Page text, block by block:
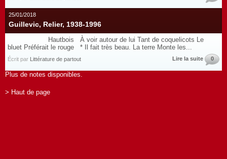
25/01/2018
Guillevic, Relier, 1938-1996
Hautbois À voir autour de lui Tant de coquelicots Le
bluet Préférait le rouge * Il fait très beau. La terre Monte les...
Écrit par Littérature de partout Lire la suite 0
Plus de notes disponibles.
> Haut de page